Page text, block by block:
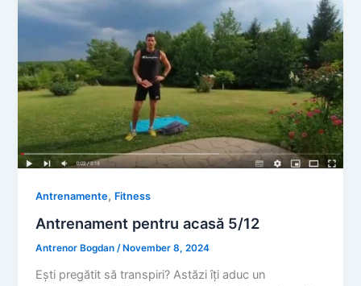
Antrenamente, Fitness
Antrenament pentru acasă 5/12
Antrenor Bogdan/ November 8, 2024
Ești pregătit să transpiri? Astăzi îți aduc un